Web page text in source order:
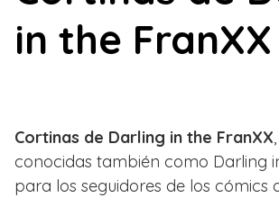
in the FranXX
Cortinas de Darling in the FranXX
conocidas también como Darling
para los seguidores de los cómics